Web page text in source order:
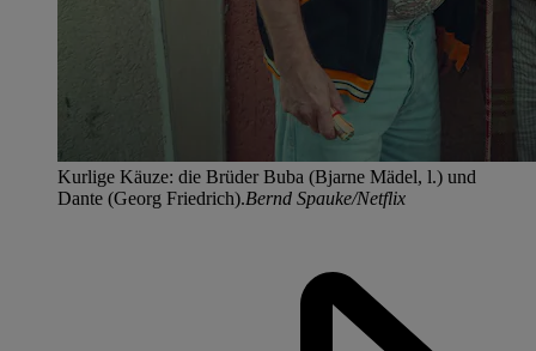
Kurlige Käuze: die Brüder Buba (Bjarne Mädel, l.) und
Dante (Georg Friedrich).Bernd Spauke/Netflix